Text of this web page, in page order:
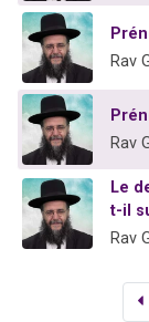
Rav
Rav
Le
t-il
Rav